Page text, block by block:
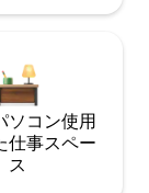
ソコン使用
仕事スペー
ス